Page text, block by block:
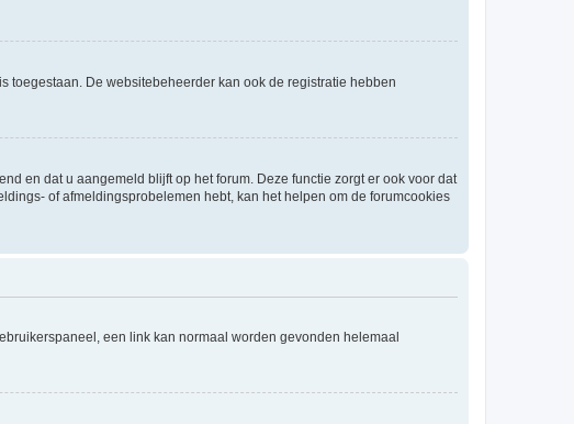
toegestaan. De websitebeheerder kan ook de registratie hebben
en dat u aangemeld blijft op het forum. Deze functie zorgt er ook voor dat
of afmeldingsprobelemen hebt, kan het helpen om de forumcookies
een link kan normaal worden gevonden helemaal